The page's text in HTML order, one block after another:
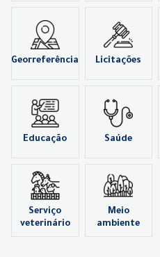
Georreferência Licitações
Educação Saúde
Serviço
veterinário
Meio
ambiente